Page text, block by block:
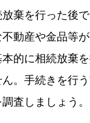
放棄を行った後
不動産や金品等
本的に相続放棄
。手続きを行
査しましょう。